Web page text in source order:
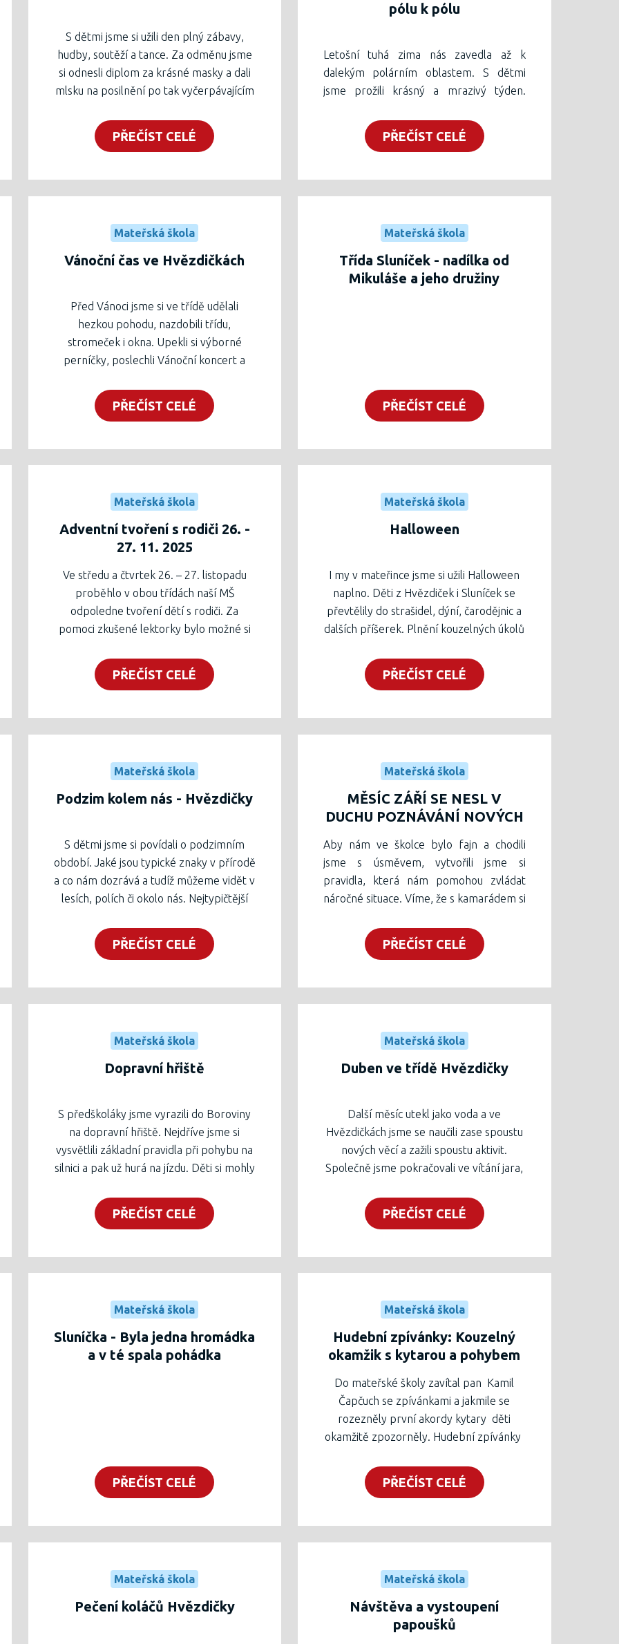
S dětmi jsme si užili den plný zábavy,
hudby, soutěží a tance. Za odměnu jsme
si odnesli diplom za krásné masky a dali
mlsku na posilnění po tak vyčerpávajícím
PŘEČÍST CELÉ
pólu k pólu
Letošní tuhá zima nás zavedla až k
dalekým polárním oblastem. S dětmi
jsme prožili krásný a mrazivý týden.
polárním kruhem. Pozorovaly polární
záři, lovily ryby, stavěly iglú, hrály si na
velký úspěch nově pořízený tuff tray tác,
na kterém se odehrávaly hry s ledem a
zvládnutá "Grónská písnička" byla
pomyslnou třešničkou na dortu.
PŘEČÍST CELÉ
Mateřská škola
Vánoční čas ve Hvězdičkách
Před Vánoci jsme si ve třídě udělali
hezkou pohodu, nazdobili třídu,
stromeček i okna. Upekli si výborné
perníčky, poslechli Vánoční koncert a
období probíhalo hezky v klidu s vánoční
atmosférou, vůní cukroví a se zpěvem
PŘEČÍST CELÉ
Mateřská škola
Třída Sluníček - nadílka od
Mikuláše a jeho družiny
PŘEČÍST CELÉ
Mateřská škola
Adventní tvoření s rodiči 26. -
27. 11. 2025
Ve středu a čtvrtek 26. – 27. listopadu
proběhlo v obou třídách naší MŠ
odpoledne tvoření dětí s rodiči. Za
pomoci zkušené lektorky bylo možné si
také strávit společný čas dětí, rodičů,
sourozenců a pedagogů naší školky i
PŘEČÍST CELÉ
Mateřská škola
Halloween
I my v mateřince jsme si užili Halloween
naplno. Děti z Hvězdiček i Sluníček se
převtělily do strašidel, dýní, čarodějnic a
dalších příšerek. Plnění kouzelných úkolů
všem ze společné fotky.
PŘEČÍST CELÉ
Mateřská škola
Podzim kolem nás - Hvězdičky
S dětmi jsme si povídali o podzimním
období. Jaké jsou typické znaky v přírodě
a co nám dozrává a tudíž můžeme vidět v
lesích, polích či okolo nás. Nejtypičtější
houby, ale také kaštany a ořechy, které
jsme využili i v centrech aktivit. Skládali
také jsme s nimi malovali a cvičili.
PŘEČÍST CELÉ
Mateřská škola
MĚSÍC ZÁŘÍ SE NESL V
DUCHU POZNÁVÁNÍ NOVÝCH
PRAVIDEL A NÁVYKŮ.
Aby nám ve školce bylo fajn a chodili
jsme s úsměvem, vytvořili jsme si
pravidla, která nám pomohou zvládat
náročné situace. Víme, že s kamarádem si
chováme se k sobě slušně, používáme
slovíčka prosím, děkuji, promiň, mytí
a řádění si schováváme na zahradu,
šetříme svoje ouška, nejsme přece
máme. A kdybychom si přece jen
nevěděli rady, tak máme pravidla
vystavená ve třídě pěkně na očích.
PŘEČÍST CELÉ
Mateřská škola
Dopravní hřiště
S předškoláky jsme vyrazili do Boroviny
na dopravní hřiště. Nejdříve jsme si
vysvětlili základní pravidla při pohybu na
silnici a pak už hurá na jízdu. Děti si mohly
motokáru. Moc se nám akce líbila
PŘEČÍST CELÉ
Mateřská škola
Duben ve třídě Hvězdičky
Další měsíc utekl jako voda a ve
Hvězdičkách jsme se naučili zase spoustu
nových věcí a zažili spoustu aktivit.
Společně jsme pokračovali ve vítání jara,
pejsek, oslavili Den Země a také jsme se
byli podívat před zápisem do prvních
toho mnoho čeká než budou prázdiny.
PŘEČÍST CELÉ
Mateřská škola
Sluníčka - Byla jedna hromádka
a v té spala pohádka
PŘEČÍST CELÉ
Mateřská škola
Hudební zpívánky: Kouzelný
okamžik s kytarou a pohybem
Do mateřské školy zavítal pan Kamil
Čapčuch se zpívánkami a jakmile se
rozezněly první akordy kytary děti
okamžitě zpozorněly. Hudební zpívánky
zpěvu. Bez složité aparatury, jen s
kytarou v ruce vytvořil kouzelnou
do světa melodií a rytmů.
Děti nejen poslouchaly, ale také se
doprovázena jednoduchými pohybovými
aktivitami, které podporovaly rytmické
cítění a radost z pohybu.
PŘEČÍST CELÉ
Mateřská škola
Pečení koláčů Hvězdičky
Mateřská škola
Návštěva a vystoupení
papoušků